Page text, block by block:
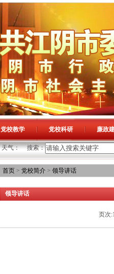
党校教学 党校科研 廉政
天气： 搜索：
首页 > 党校简介 > 领导讲话
领导讲话
页次: